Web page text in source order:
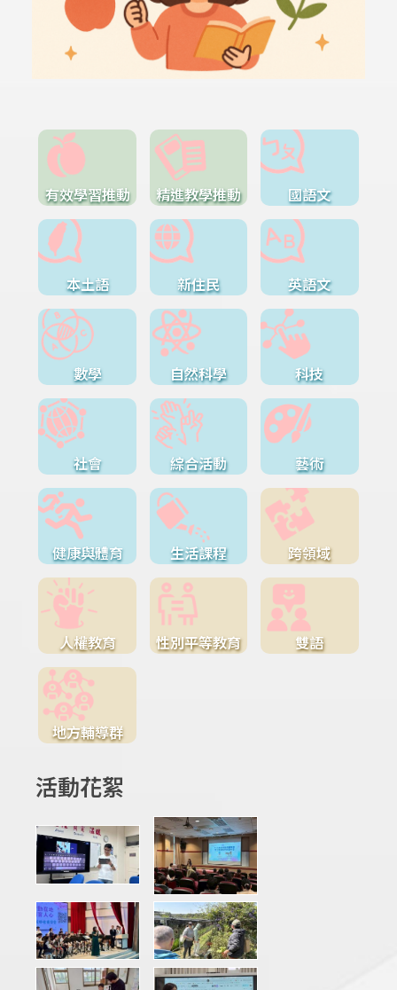
有效學習推動 精進教學推動 國語文
本土語 新住民 英語文
數學 自然科學 科技
社會 綜合活動 藝術
健康與體育 生活課程 跨領域
人權教育 性別平等教育 雙語
地方輔導群
活動花絮